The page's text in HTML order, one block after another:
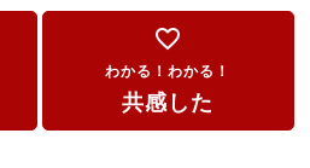
favorite_border
わかる！わかる！
共感した